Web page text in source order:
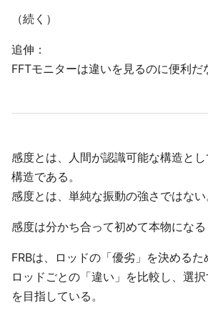
（続く）
追伸：
FFTモニターは違いを見るのに便利だ
感度とは、人間が認識可能な構造と
構造である。
感度とは、単純な振動の強さではない
感度は分かち合って初めて本物になる
FRBは、ロッドの「優劣」を決めるた
ロッドごとの「違い」を比較し、選
を目指している。